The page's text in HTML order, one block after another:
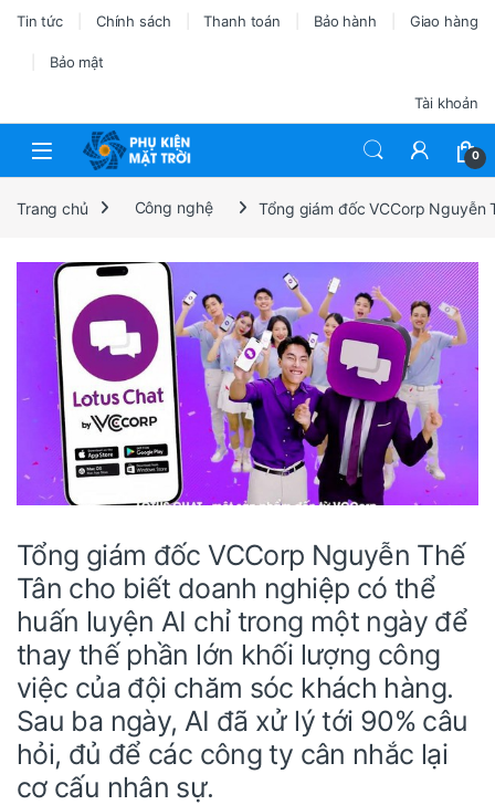
Tin tức Chính sách Thanh toán Bảo hành Giao hàng
Bảo mật
Tài khoản
0
Trang chủ Công nghệ Tổng giám đốc VCCorp Nguyễn
Tổng giám đốc VCCorp Nguyễn Thế
Tân cho biết doanh nghiệp có thể
huấn luyện AI chỉ trong một ngày để
thay thế phần lớn khối lượng công
việc của đội chăm sóc khách hàng.
Sau ba ngày, AI đã xử lý tới 90% câu
hỏi, đủ để các công ty cân nhắc lại
cơ cấu nhân sự.